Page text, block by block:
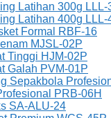
Latihan 300g LLL-
Latihan 400g LLL-
Formal RBF-16
MJSL-02P
Tinggi HJM-02P
Galah PVM-01P
Sepakbola
PRB-06H
SA-ALU-24